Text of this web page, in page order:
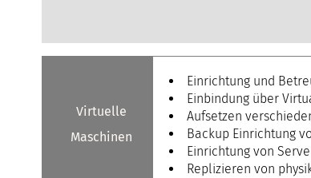
Virtuelle
Maschinen
Einrichtung und
Einbindung über
Aufsetzen
Backup Einrichtung
Einrichtung von
Replizieren von